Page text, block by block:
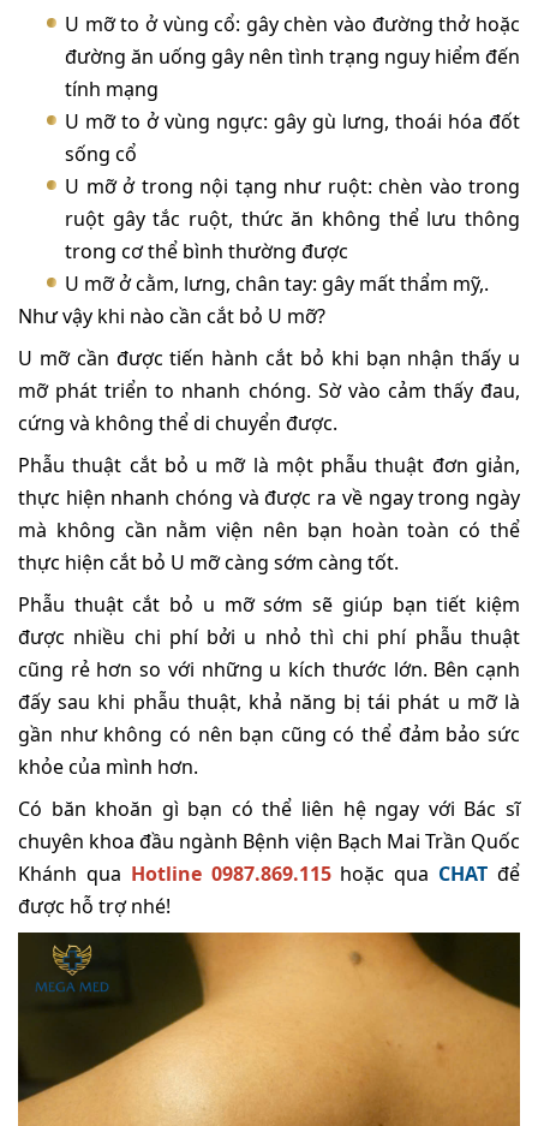
U mỡ to ở vùng cổ: gây chèn vào đường thở hoặc
đường ăn uống gây nên tình trạng nguy hiểm đến
tính mạng
U mỡ to ở vùng ngực: gây gù lưng, thoái hóa đốt
sống cổ
U mỡ ở trong nội tạng như ruột: chèn vào trong
ruột gây tắc ruột, thức ăn không thể lưu thông
trong cơ thể bình thường được
U mỡ ở cằm, lưng, chân tay: gây mất thẩm mỹ,.
Như vậy khi nào cần cắt bỏ U mỡ?
U mỡ cần được tiến hành cắt bỏ khi bạn nhận thấy u
mỡ phát triển to nhanh chóng. Sờ vào cảm thấy đau,
cứng và không thể di chuyển được.
Phẫu thuật cắt bỏ u mỡ là một phẫu thuật đơn giản,
thực hiện nhanh chóng và được ra về ngay trong ngày
mà không cần nằm viện nên bạn hoàn toàn có thể
thực hiện cắt bỏ U mỡ càng sớm càng tốt.
Phẫu thuật cắt bỏ u mỡ sớm sẽ giúp bạn tiết kiệm
được nhiều chi phí bởi u nhỏ thì chi phí phẫu thuật
cũng rẻ hơn so với những u kích thước lớn. Bên cạnh
đấy sau khi phẫu thuật, khả năng bị tái phát u mỡ là
gần như không có nên bạn cũng có thể đảm bảo sức
khỏe của mình hơn.
Có băn khoăn gì bạn có thể liên hệ ngay với Bác sĩ
chuyên khoa đầu ngành Bệnh viện Bạch Mai Trần Quốc
Khánh qua Hotline 0987.869.115hoặc qua CHAT để
được hỗ trợ nhé!